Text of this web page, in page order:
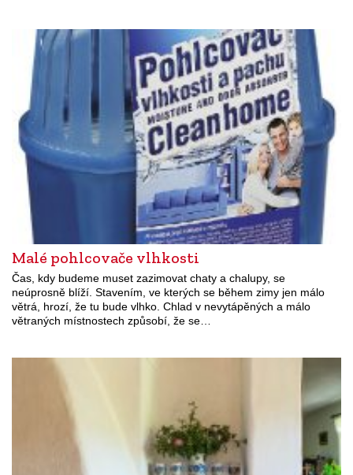
Malé pohlcovače vlhkosti
Čas, kdy budeme muset zazimovat chaty a chalupy, se
neúprosně blíží. Stavením, ve kterých se během zimy jen málo
větrá, hrozí, že tu bude vlhko. Chlad v nevytápěných a málo
větraných místnostech způsobí, že se…